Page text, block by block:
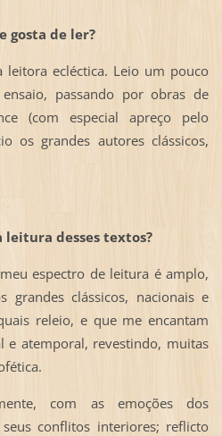
gosta de ler?
leitora ecléctica. Leio um pouco
passando por obras de
(com especial apreço pelo
os grandes autores clássicos,
leitura desses textos?
espectro de leitura é amplo,
grandes clássicos, nacionais e
releio, e que me encantam
e atemporal, revestindo, muitas
com as emoções dos
conflitos interiores; reflicto